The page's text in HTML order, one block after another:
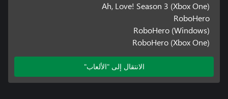
Ah, Love! Season 3 (Xbox One)
RoboHero
RoboHero (Windows)
RoboHero (Xbox One)
الانتقال إلى "الألعاب"